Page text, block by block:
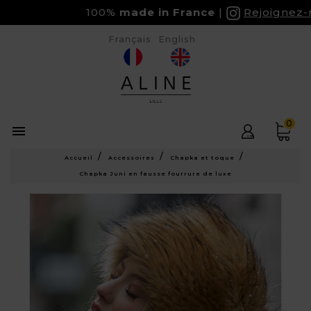
100%made in France Rejoignez-
 0
Français English
Accueil Accessoires Chapka et toque
Chapka Juni en fausse fourrure de luxe